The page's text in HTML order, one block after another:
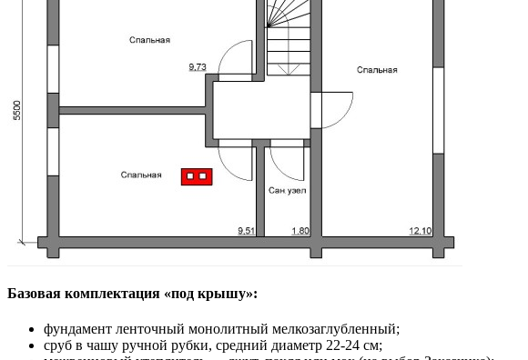
Базовая комплектация «под крышу»:
фундамент ленточный монолитный мелкозаглубленный;
сруб в чашу ручной рубки, средний диаметр 22-24 см;